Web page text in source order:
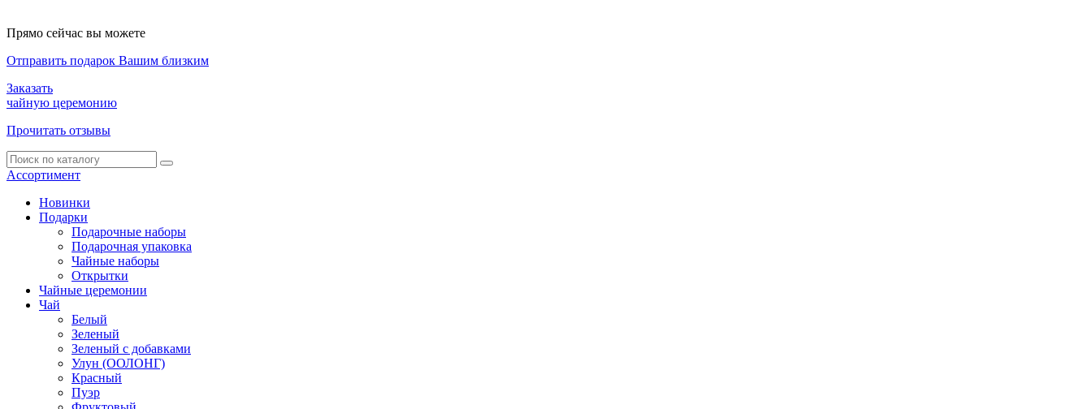
Прямо сейчас вы можете
Отправить подарок Вашим близким
Заказать
чайную церемонию
Прочитать отзывы
Ассортимент
Новинки
Подарки
Подарочные наборы
Подарочная упаковка
Чайные наборы
Открытки
Чайные церемонии
Чай
Белый
Зеленый
Зеленый с добавками
Улун (ООЛОНГ)
Красный
Пуэр